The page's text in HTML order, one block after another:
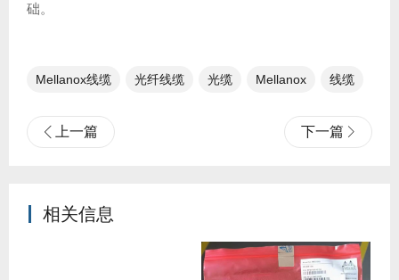
础。
Mellanox线缆 光纤线缆​ 光缆 Mellanox 线缆
上一篇 下一篇
相关信息